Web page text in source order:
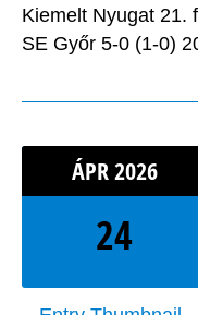
Kiemelt Nyugat 21.
SE Győr 5-0 (1-0)
ÁPR2026
24